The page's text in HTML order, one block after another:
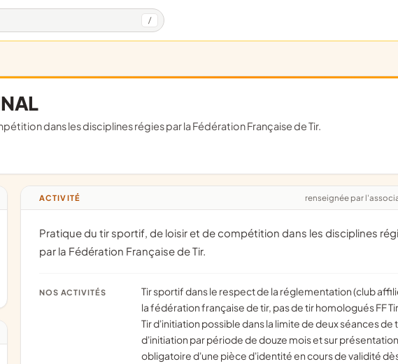
/
dans les disciplines régies par la Fédération Française de Tir.
ACTIVITÉ renseignée par
Pratique du tir sportif, de loisir et de compétition dans les disciplines régies
par la Fédération Française de Tir.
NOS ACTIVITÉS
Tir sportif dans le respect de la réglementation (club affilié à
la fédération française de tir, pas de tir homologués FF
Tir d'initiation possible dans la limite de deux séances de
d'initiation par période de douze mois et sur présentation
obligatoire d'une pièce d'identité en cours de validité